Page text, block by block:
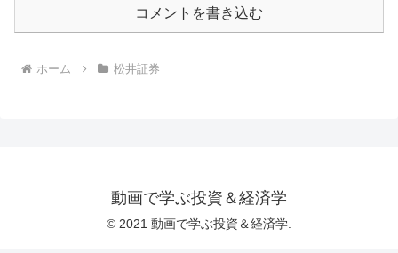
コメントを書き込む
ホーム 松井証券
動画で学ぶ投資＆経済学
© 2021 動画で学ぶ投資＆経済学.